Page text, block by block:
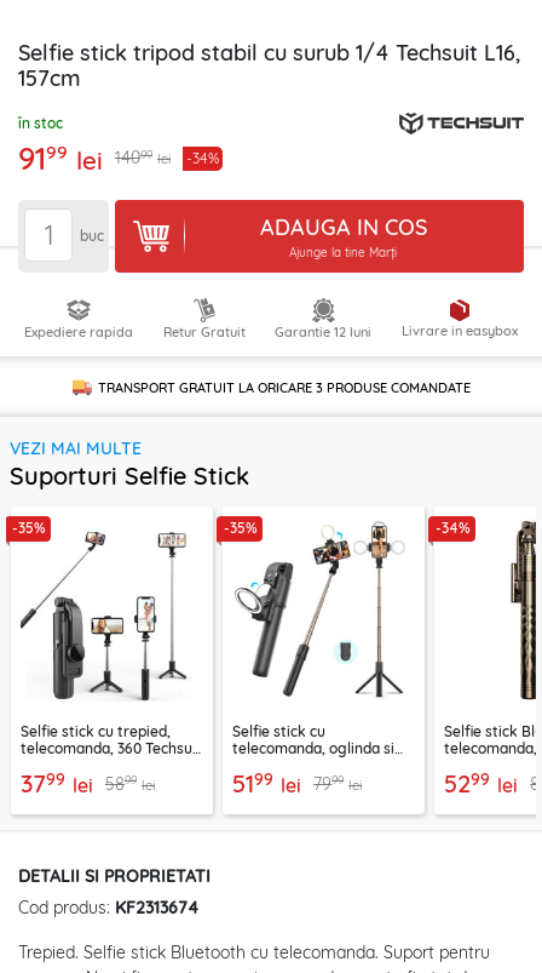
Selfie stick tripod stabil cu surub 1/4 Techsuit L16,
157cm
în stoc
9199 lei 14099 lei -34%
buc ADAUGA IN COS
Ajunge la tine Marți
Expediere rapida Retur Gratuit Garantie 12 luni Livrare in easybox
TRANSPORT GRATUIT LA ORICARE 3 PRODUSECOMANDATE
VEZI MAI MULTE
Suporturi Selfie Stick
-35%
Selfie stick cu trepied,
telecomanda, 360 Techsuit
3799 lei 5899 lei
-35%
Selfie stick cu
telecomanda, oglinda si
5199 lei 7999 lei
-34%
Selfie stick
telecomanda,
5299 lei
DETALII SI PROPRIETATI
Cod produs: KF2313674
Trepied. Selfie stick Bluetooth cu telecomanda. Suport pentru